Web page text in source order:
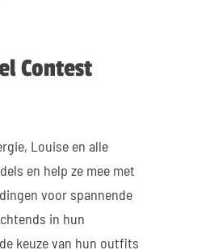
Contest
Louise en alle
en help ze mee met
voor spannende
in hun
keuze van hun outfits